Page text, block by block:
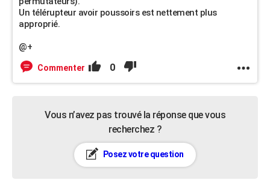
Un télérupteur avoir poussoirs est nettement plus
approprié.
@+
Commenter 0
Vous n’avez pas trouvé la réponse que vous
recherchez ?
Posez votre question